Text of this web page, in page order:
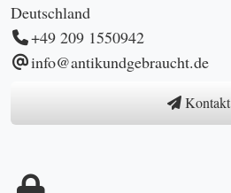
Deutschland
+49 209 1550942
info@antikundgebraucht.de
Kontakt